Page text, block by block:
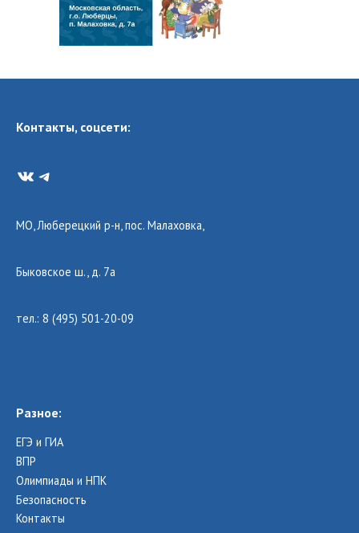
Контакты, соцсети:
VKTelegram
МО, Люберецкий р-н, пос. Малаховка,
Быковское ш., д. 7а
тел.: 8 (495) 501-20-09
Разное:
ЕГЭ и ГИА
ВПР
Олимпиады и НПК
Безопасность
Контакты